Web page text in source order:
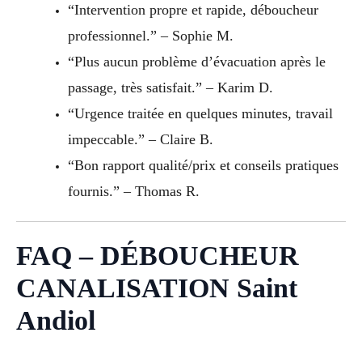
“Intervention propre et rapide, déboucheur
professionnel.” – Sophie M.
“Plus aucun problème d’évacuation après le
passage, très satisfait.” – Karim D.
“Urgence traitée en quelques minutes, travail
impeccable.” – Claire B.
“Bon rapport qualité/prix et conseils pratiques
fournis.” – Thomas R.
FAQ – DÉBOUCHEUR
CANALISATION Saint
Andiol